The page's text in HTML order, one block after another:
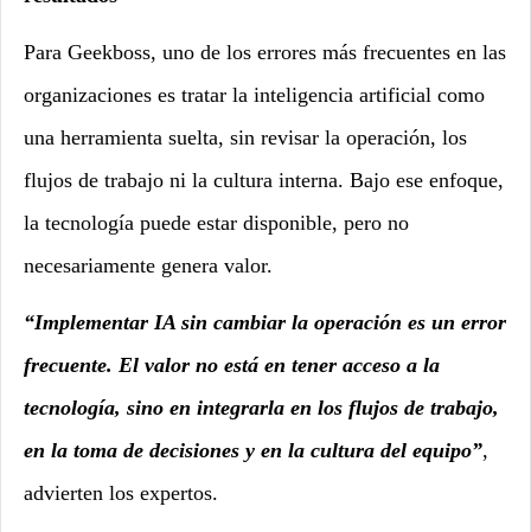
Para Geekboss, uno de los errores más frecuentes en las
organizaciones es tratar la inteligencia artificial como
una herramienta suelta, sin revisar la operación, los
flujos de trabajo ni la cultura interna. Bajo ese enfoque,
la tecnología puede estar disponible, pero no
necesariamente genera valor.
“Implementar IA sin cambiar la operación es un error
frecuente. El valor no está en tener acceso a la
tecnología, sino en integrarla en los flujos de trabajo,
en la toma de decisiones y en la cultura del equipo”,
advierten los expertos.